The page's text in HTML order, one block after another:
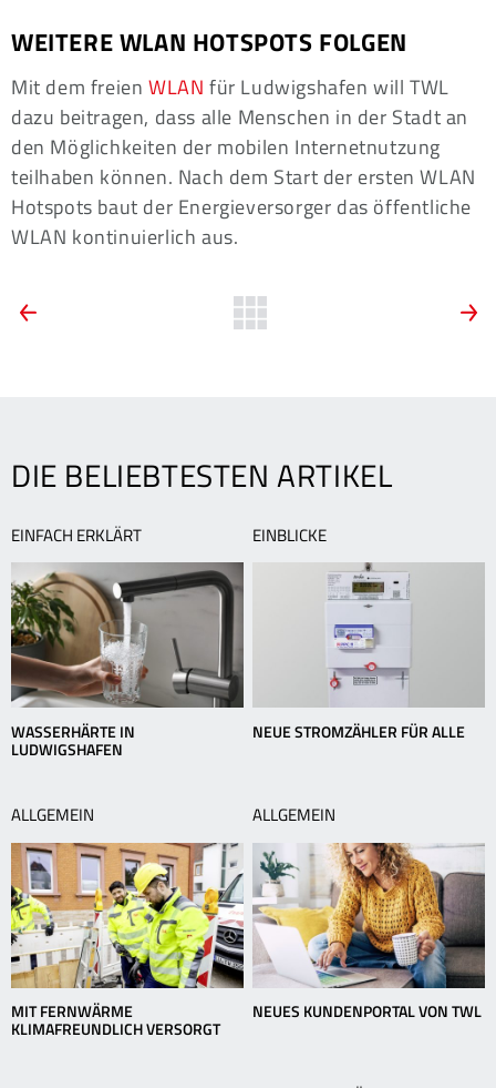
WEITERE WLAN HOTSPOTS FOLGEN
Mit dem freien WLAN für Ludwigshafen will TWL
dazu beitragen, dass alle Menschen in der Stadt an
den Möglichkeiten der mobilen Internetnutzung
teilhaben können. Nach dem Start der ersten WLAN
Hotspots baut der Energieversorger das öffentliche
WLAN kontinuierlich aus.
ARTIKEL-
der
Parkinsel
Zurück
zur
DIE BELIEBTESTEN ARTIKEL
EINFACH ERKLÄRT
WASSERHÄRTE IN
LUDWIGSHAFEN
EINBLICKE
NEUE STROMZÄHLER FÜR ALLE
ALLGEMEIN
MIT FERNWÄRME
KLIMAFREUNDLICH VERSORGT
ALLGEMEIN
NEUES KUNDENPORTAL VON TWL